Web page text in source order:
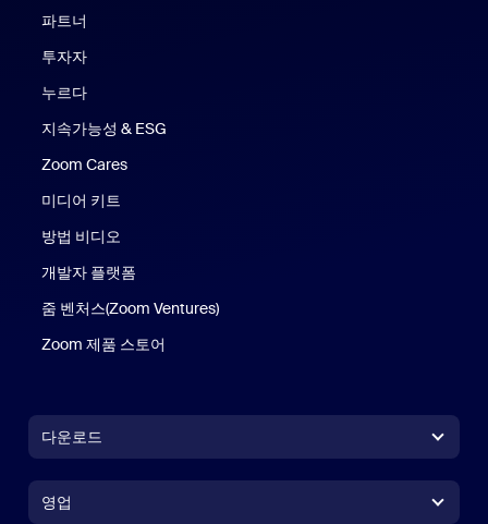
파트너
투자자
누르다
지속가능성 & ESG
Zoom Cares
미디어 키트
방법 비디오
개발자 플랫폼
줌 벤처스(Zoom Ventures)
Zoom 제품 스토어
다운로드
영업